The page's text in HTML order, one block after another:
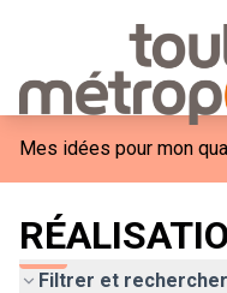
Mes idées pour mon
Filtrer et rechercher